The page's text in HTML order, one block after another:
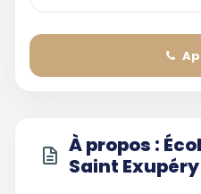
À propos :
Saint